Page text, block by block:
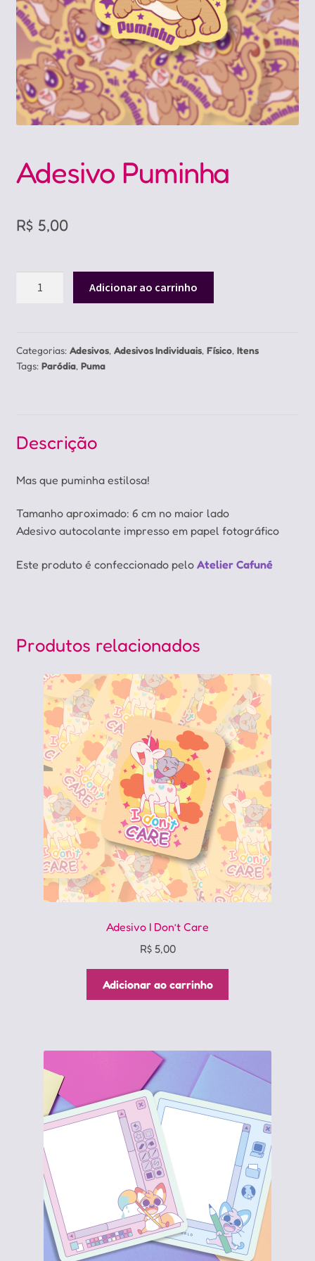
Adesivo Puminha
R$ 5,00
Adicionar ao carrinho
Categorias: Adesivos, Adesivos Individuais, Físico, Itens
Tags: Paródia, Puma
Descrição
Mas que puminha estilosa!
Tamanho aproximado: 6 cm no maior lado
Adesivo autocolante impresso em papel fotográfico
Este produto é confeccionado pelo Atelier Cafuné
Produtos relacionados
Adesivo I Don’t Care
R$5,00
Adicionar ao carrinho